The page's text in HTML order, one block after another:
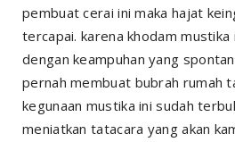
pembuat cerai ini maka hajat
tercapai. karena khodam mustika
dengan keampuhan yang
pernah membuat bubrah rumah
kegunaan mustika ini sudah
meniatkan tatacara yang akan